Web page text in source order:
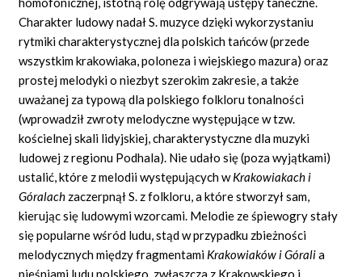
Charakter ludowy nadał S. muzyce dzięki wykorzystaniu
rytmiki charakterystycznej dla polskich tańców (przede
wszystkim krakowiaka, poloneza i wiejskiego mazura) oraz
prostej melodyki o niezbyt szerokim zakresie, a także
uważanej za typową dla polskiego folkloru tonalności
(wprowadził zwroty melodyczne występujące w tzw.
kościelnej skali lidyjskiej, charakterystyczne dla muzyki
ludowej z regionu Podhala). Nie udało się (poza wyjątkami)
ustalić, które z melodii występujących wKrakowiakach i
Góralach zaczerpnął S. z folkloru, a które stworzył sam,
kierując się ludowymi wzorcami. Melodie ze śpiewogry stały
się popularne wśród ludu, stąd w przypadku zbieżności
melodycznych między fragmentami Krakowiaków i Góralia
pieśniami ludu polskiego, zwłaszcza z Krakowskiego i